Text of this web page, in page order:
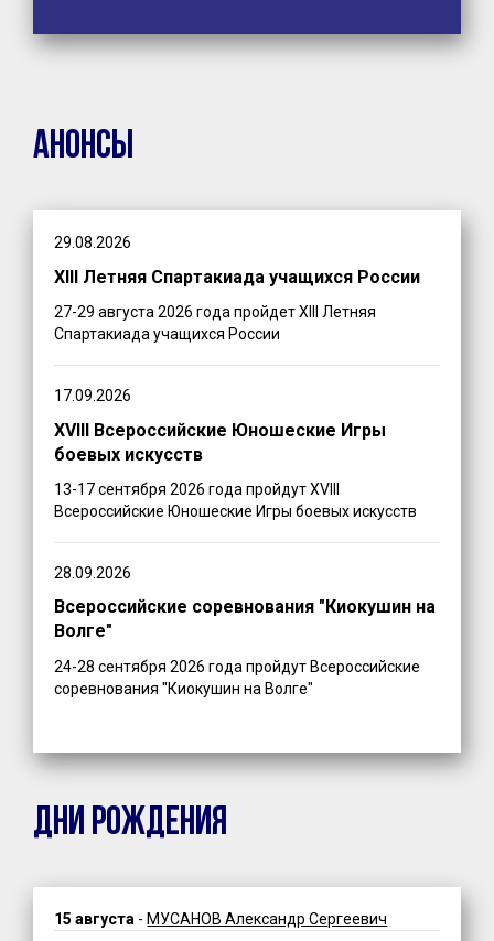
Анонсы
29.08.2026
XIII Летняя Спартакиада учащихся России
27-29 августа 2026 года пройдет XIII Летняя
Спартакиада учащихся России
17.09.2026
XVIII Всероссийские Юношеские Игры
боевых искусств
13-17 сентября 2026 года пройдут XVIII
Всероссийские Юношеские Игры боевых искусств
28.09.2026
Всероссийские соревнования "Киокушин на
Волге"
24-28 сентября 2026 года пройдут Всероссийские
соревнования "Киокушин на Волге"
ДНИ РОЖДЕНИЯ
15 августа - МУСАНОВ Александр Сергеевич